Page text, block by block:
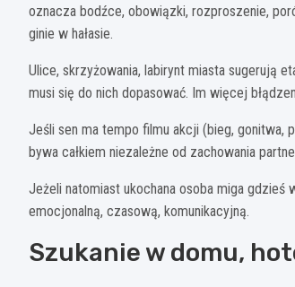
oznacza bodźce, obowiązki, rozproszenie,
ginie w hałasie.
Ulice, skrzyżowania, labirynt miasta sugerują
musi się do nich dopasować. Im więcej
Jeśli sen ma tempo filmu akcji (bieg, gonitwa,
bywa całkiem niezależne od zachowania
Jeżeli natomiast ukochana osoba miga
emocjonalną, czasową, komunikacyjną.
Szukanie w domu,